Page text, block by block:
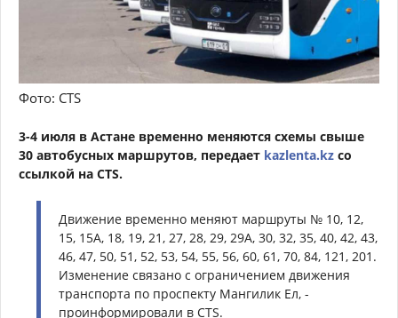
Фото: CTS
3-4 июля в Астане временно меняются схемы свыше
30 автобусных маршрутов, передает kazlenta.kz со
ссылкой на CTS.
Движение временно меняют маршруты № 10, 12,
15, 15А, 18, 19, 21, 27, 28, 29, 29А, 30, 32, 35, 40, 42, 43,
46, 47, 50, 51, 52, 53, 54, 55, 56, 60, 61, 70, 84, 121, 201.
Изменение связано с ограничением движения
транспорта по проспекту Мангилик Ел, -
проинформировали в CTS.